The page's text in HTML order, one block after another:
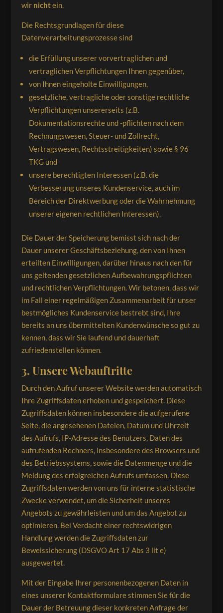
wir nichtein.
Die Rechtsgrundlagen für diese
Datenverarbeitungsprozesse sind
die Erfüllung unserer vorvertraglichen und
vertraglichen Verpflichtungen Ihnen gegenüber,
von Ihnen eingeholte Einwilligungen,
gesetzliche, vertragliche oder sonstige rechtliche
Verpflichtungen unsererseits (z.B.
Dokumentationsrechte und -pflichten nach dem
Rechnungswesen, Steuer- und Zollrecht,
Vertragswesen, Rechtsstreitigkeiten) sowie § 96
TKG und
unsere berechtigten Interessen (z.B. die
Verbesserung unseres Kundenservice, auch im
Bereich der Direktwerbung oder die Wahrnehmung
unserer eigenen rechtlichen Interessen).
Die Dauer der Speicherung bemisst sich nach der
Dauer unserer Geschäftsbeziehung, den von Ihnen
erteilten Einwilligungen, darüber hinaus nach den für
uns geltenden gesetzlichen Aufbewahrungspflichten
und rechtlichen Verpflichtungen. Wir betonen, dass wir
im Fall einer regelmäßigen Zusammenarbeit für unser
bestmögliches Kundenservice bestrebt sind, Ihre
bereits an uns übermittelten Kundenwünsche so gut zu
kennen, dass wir Sie laufend und dauerhaft
zufriedenstellen können.
3. Unsere Webauftritte
Durch den Aufruf unserer Website werden automatisch
Ihre Zugriffsdaten erhoben und gespeichert. Diese
Zugriffsdaten können insbesondere die aufgerufene
Seite, die angesehenen Dateien, Datum und Uhrzeit
des Aufrufs, IP-Adresse des Benutzers, Daten des
aufrufenden Rechners, insbesondere des Browsers und
des Betriebssystems, sowie die Datenmenge und die
Meldung des erfolgreichen Aufrufs umfassen. Diese
Zugriffsdaten werden von uns für interne statistische
Zwecke verwendet, um die Sicherheit unseres
Angebots zu gewährleisten und um das Angebot zu
optimieren. Bei Verdacht einer rechtswidrigen
Handlung werden die Zugriffsdaten zur
Beweissicherung (DSGVO Art 17 Abs 3 lit e)
ausgewertet.
Mit der Eingabe Ihrer personenbezogenen Daten in
eines unserer Kontaktformulare stimmen Sie für die
Dauer der Betreuung dieser konkreten Anfrage der